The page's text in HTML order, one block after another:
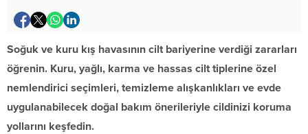
Soğuk ve kuru kış havasının cilt bariyerine verdiği zararları
öğrenin. Kuru, yağlı, karma ve hassas cilt tiplerine özel
nemlendirici seçimleri, temizleme alışkanlıkları ve evde
uygulanabilecek doğal bakım önerileriyle cildinizi koruma
yollarını keşfedin.